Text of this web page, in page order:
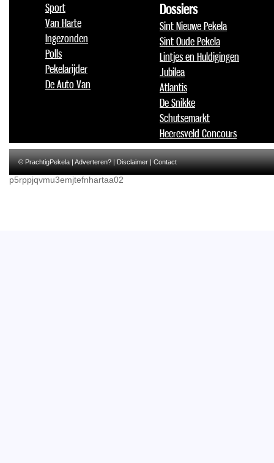
Sport
Van Harte
Ingezonden
Polls
Pekelarijder
De Auto Van
Dossiers
Sint Nieuwe Pekela
Sint Oude Pekela
Lintjes en Huldigingen
Jubilea
Atlantis
De Snikke
Schutsemarkt
Heeresveld Concours
© PrachtigPekela |Adverteren?|Disclaimer|Contact
p5rppjqvmu3emjtefnhartaa02